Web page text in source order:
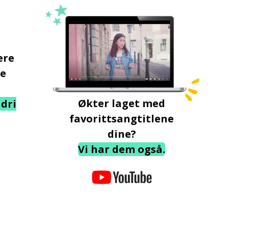
Økter laget med
favorittsangtitlene
dine?
Vi har dem også.